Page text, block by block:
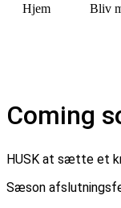
Hjem Bliv
Coming
HUSK at sætte et
Sæson